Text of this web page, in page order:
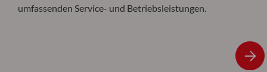
umfassenden Service- und Betriebsleistungen.